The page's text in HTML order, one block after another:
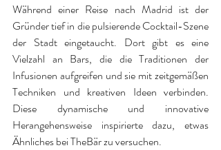
Während einer Reise nach Madrid ist der
Gründer tief in die pulsierende Cocktail-Szene
der Stadt eingetaucht. Dort gibt es eine
Vielzahl an Bars, die die Traditionen der
Infusionen aufgreifen und sie mit zeitgemäßen
Techniken und kreativen Ideen verbinden.
Diese dynamische und innovative
Herangehensweise inspirierte dazu, etwas
Ähnliches bei TheBär zu versuchen.